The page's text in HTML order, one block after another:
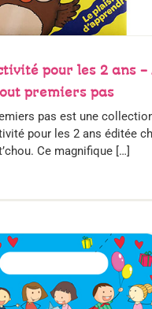
pour les 2 ans –
premiers pas
pas est une
pour les 2 ans éditée
Ce magnifique […]